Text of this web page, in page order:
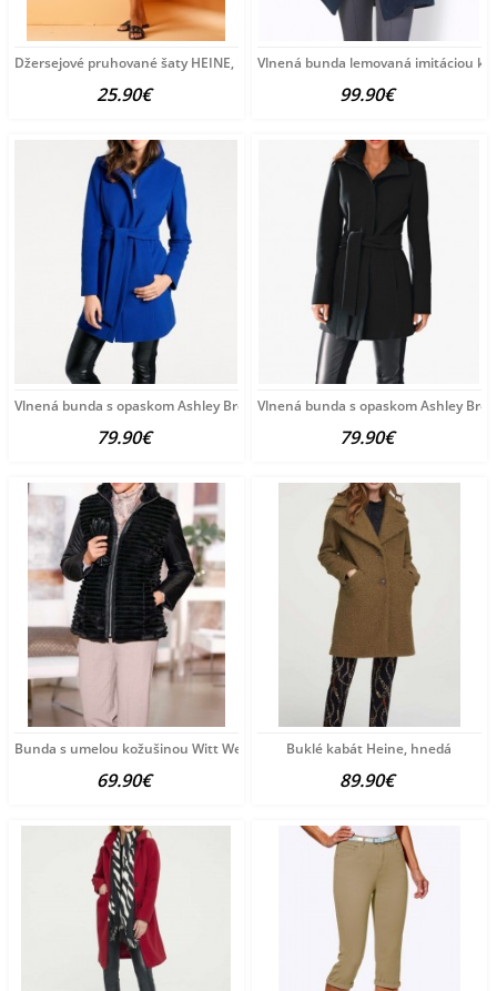
Džersejové pruhované šaty HEINE, bielo-čierne
25.90€
Vlnená bunda lemovaná imitáciou
99.90€
Vlnená bunda s opaskom Ashley Brooke, kráľovská modrá
79.90€
Vlnená bunda s opaskom Ashley
79.90€
Bunda s umelou kožušinou Witt Weiden, čierna
69.90€
Buklé kabát Heine, hnedá
89.90€